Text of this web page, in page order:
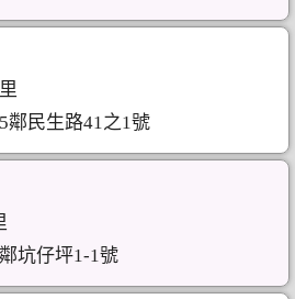
鄰民生路41之1號
坑仔坪1-1號